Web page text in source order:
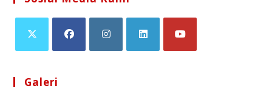
Galeri